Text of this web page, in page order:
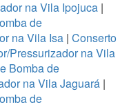
na Vila Ipojuca|
de
na Vila Isa| Conserto
Pressurizador na Vila
Bomba de
na Vila Jaguará|
de